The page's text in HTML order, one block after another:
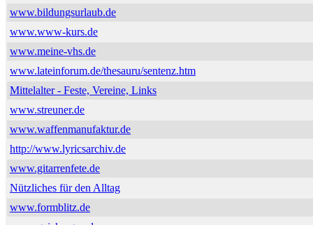
www.bildungsurlaub.de
www.www-kurs.de
www.meine-vhs.de
www.lateinforum.de/thesauru/sentenz.htm
Mittelalter - Feste, Vereine, Links
www.streuner.de
www.waffenmanufaktur.de
http://www.lyricsarchiv.de
www.gitarrenfete.de
Nützliches für den Alltag
www.formblitz.de